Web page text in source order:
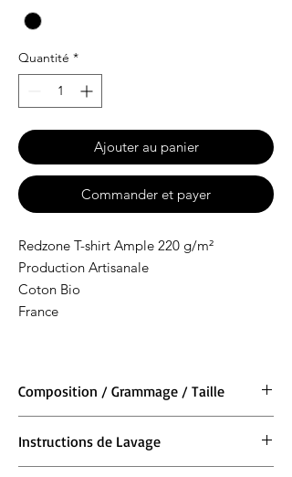
Quantité *
Ajouter au panier
Commander et payer
Redzone T-shirt Ample 220 g/m²
Production Artisanale
Coton Bio
France
Composition / Grammage / Taille
Grammage : 220 g/m²
Taille : XS 76/81cm S 86/91cm M 97/102cm L
Instructions de Lavage